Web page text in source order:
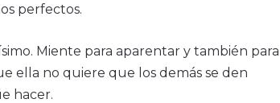
perfectos.
Miente para aparentar y también para
ella no quiere que los demás se den
hacer.